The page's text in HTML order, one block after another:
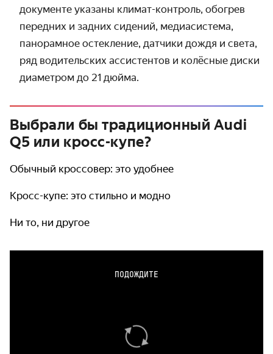
документе указаны климат-контроль, обогрев
передних и задних сидений, медиа­система,
панорамное остекле­ние, датчики дождя и света,
ряд водитель­ских ассистентов и колёсные диски
диаметром до 21 дюйма.
Выбрали бы традиционный Audi
Q5 или кросс-купе?
Обычный кроссовер: это удобнее
Кросс-купе: это стильно и модно
Ни то, ни другое
ПОДОЖДИТЕ